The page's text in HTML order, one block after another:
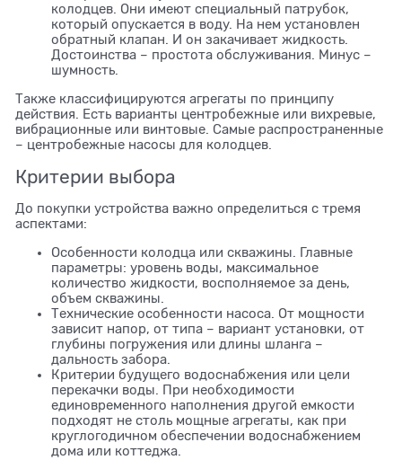
колодцев. Они имеют специальный патрубок,
который опускается в воду. На нем установлен
обратный клапан. И он закачивает жидкость.
Достоинства – простота обслуживания. Минус –
шумность.
Также классифицируются агрегаты по принципу
действия. Есть варианты центробежные или вихревые,
вибрационные или винтовые. Самые распространенные
– центробежные насосы для колодцев.
Критерии выбора
До покупки устройства важно определиться с тремя
аспектами:
Особенности колодца или скважины. Главные
параметры: уровень воды, максимальное
количество жидкости, восполняемое за день,
объем скважины.
Технические особенности насоса. От мощности
зависит напор, от типа – вариант установки, от
глубины погружения или длины шланга –
дальность забора.
Критерии будущего водоснабжения или цели
перекачки воды. При необходимости
единовременного наполнения другой емкости
подходят не столь мощные агрегаты, как при
круглогодичном обеспечении водоснабжением
дома или коттеджа.